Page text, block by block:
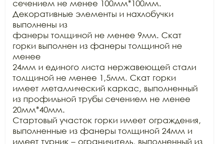
сечением не менее 100мм*100мм.
Декоративные элементы и нахлобучки
выполнены из
фанеры толщиной не менее 9мм. Скат
горки выполнен из фанеры толщиной не
менее
24мм и единого листа нержавеющей стали
толщиной не менее 1,5мм. Скат горки
имеет металлический каркас, выполненный
из профильной трубы сечением не менее
20мм*40мм.
Стартовый участок горки имеет ограждения,
выполненные из фанеры толщиной 24мм и
имеет турник – ограничитель, выполненный из